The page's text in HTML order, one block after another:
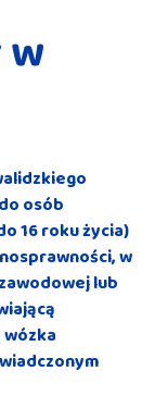
osób
16 roku życia)
w
lub